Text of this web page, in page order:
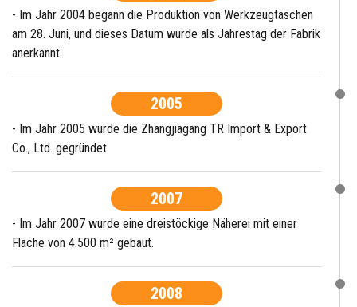
- Im Jahr 2004 begann die Produktion von Werkzeugtaschen
am 28. Juni, und dieses Datum wurde als Jahrestag der Fabrik
anerkannt.
2005
- Im Jahr 2005 wurde die Zhangjiagang TR Import & Export
Co., Ltd. gegründet.
2007
- Im Jahr 2007 wurde eine dreistöckige Näherei mit einer
Fläche von 4.500 m² gebaut.
2008